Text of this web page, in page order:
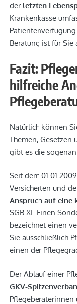
der letzten
Krankenkasse
Beratung ist für Sie
Fazit:
hilfreiche
Natürlich können
Themen, Gesetzen
gibt es die
Seit dem
Versicherten und
Anspruch auf eine
SGB XI. Einen
bezeichnet einen
Sie ausschließlich
einen der
Der Ablauf einer
GKV-
Pflegeberaterinnen